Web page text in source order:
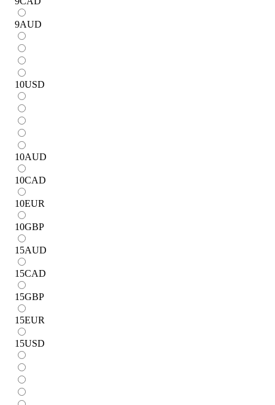
9AUD
10USD
10AUD
10CAD
10EUR
10GBP
15AUD
15CAD
15GBP
15EUR
15USD